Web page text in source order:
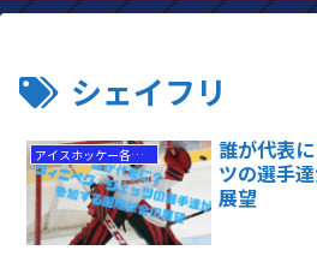
シェイフリ
アイスホッケー各国代表情報
誰が代表
ツの選手
展望